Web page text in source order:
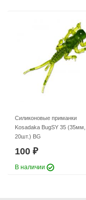
Силиконовые приманки
Kosadaka BugSY 35 (35мм,
20шт.) BG
100 ₽
В наличии